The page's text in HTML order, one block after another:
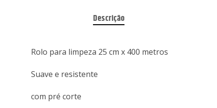
Descrição
Rolo para limpeza 25 cm x 400 metros
Suave e resistente
com pré corte